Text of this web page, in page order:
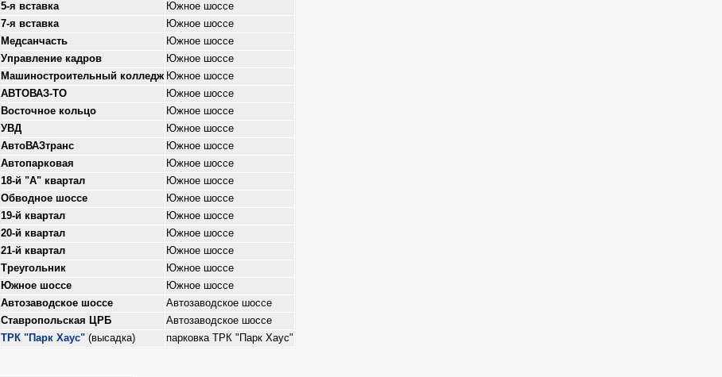
5-я вставка
Южное шоссе
7-я вставка
Южное шоссе
Медсанчасть
Южное шоссе
Управление кадров
Южное шоссе
Машиностроительный колледж Южное шоссе
АВТОВАЗ-ТО
Южное шоссе
Восточное кольцо
Южное шоссе
УВД
Южное шоссе
АвтоВАЗтранс
Южное шоссе
Автопарковая
Южное шоссе
18-й "А" квартал
Южное шоссе
Обводное шоссе
Южное шоссе
19-й квартал
Южное шоссе
20-й квартал
Южное шоссе
21-й квартал
Южное шоссе
Треугольник
Южное шоссе
Южное шоссе
Южное шоссе
Автозаводское шоссе
Автозаводское шоссе
Ставропольская ЦРБ
Автозаводское шоссе
ТРК "Парк Хаус" (высадка) парковка ТРК "Парк Хаус"